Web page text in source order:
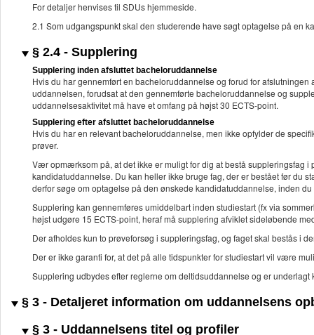
For detaljer henvises til SDUs hjemmeside.
2.1 Som udgangspunkt skal den studerende have søgt optagelse på en
§ 2.4 - Supplering
Supplering inden afsluttet bacheloruddannelse
Hvis du har gennemført en bacheloruddannelse og forud for
uddannelsen, forudsat at den gennemførte bacheloruddannelse og
uddannelsesaktivitet må have et omfang på højst 30 ECTS-point.
Supplering efter afsluttet bacheloruddannelse
Hvis du har en relevant bacheloruddannelse, men ikke opfylder de
prøver.
Vær opmærksom på, at det ikke er muligt for dig at bestå suppleringsfag
kandidatuddannelse. Du kan heller ikke bruge fag, der er bestået før du
derfor søge om optagelse på den ønskede kandidatuddannelse, inden
Supplering kan gennemføres umiddelbart inden studiestart (fx via
højst udgøre 15 ECTS-point, heraf må supplering afviklet sideløbende
Der afholdes kun to prøveforsøg i suppleringsfag, og faget skal bestås i
Der er ikke garanti for, at det på alle tidspunkter for studiestart vil være
Supplering udbydes efter reglerne om deltidsuddannelse og er
§ 3 - Detaljeret information om uddannelsens
§ 3 - Uddannelsens titel og profiler